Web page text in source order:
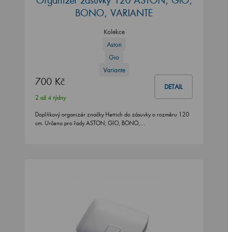
BONO, VARIANTE
Kolekce
Aston
Gio
Variante
700 Kč DETAIL
2 až 4 týdny
Doplňkový organizér značky Hettich do zásuvky o rozměru 120
cm. Určeno pro řady ASTON, GIO, BONO,…